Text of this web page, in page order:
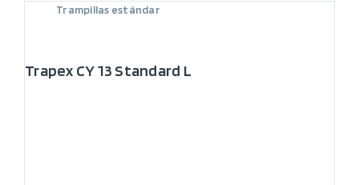
Trampillas estándar
Trapex CY 13 Standard L